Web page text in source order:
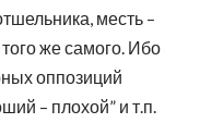
месть –
же самого. Ибо
оппозиций
– плохой” и т.п.